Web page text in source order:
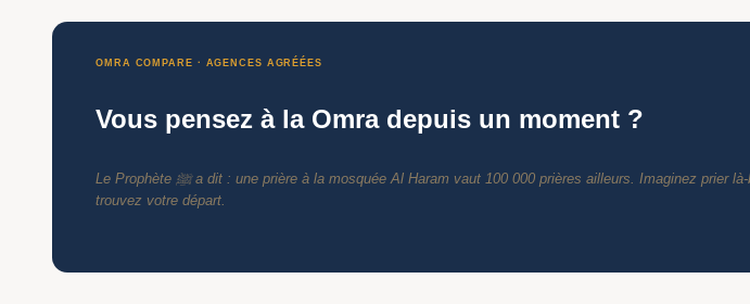
OMRA COMPARE · AGENCES AGRÉÉES
Vous pensez à la Omra depuis un moment ?
Le Prophète ﷺ a dit : une prière à la mosquée Al Haram vaut 100 000 prières ailleurs. Imaginez prier là-bas. Comparez les agences agréées et
trouvez votre départ.